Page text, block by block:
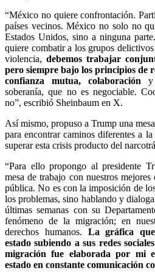
“México no quiere confrontación.
países vecinos. México no solo no
Estados Unidos, sino a ninguna
quiere combatir a los grupos
violencia, debemos trabajar
pero siempre bajo los principios de
confianza mutua, colaboración y
soberanía, que no es negociable.
no”, escribió Sheinbaum en X.
Así mismo, propuso a Trump una
para encontrar caminos diferentes a
superar esta crisis producto del
“Para ello propongo al presidente
mesa de trabajo con nuestros
pública. No es con la imposición de
los problemas, sino hablando y
últimas semanas con su
fenómeno de la migración; en
derechos humanos. La gráfica
estado subiendo a sus redes
migración fue elaborada por mi
estado en constante comunicación